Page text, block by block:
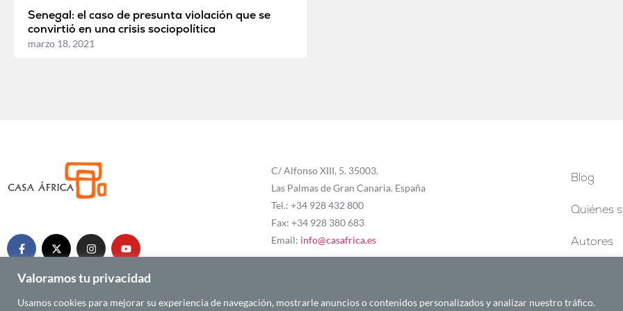
Valoramos tu privacidad
Usamos cookies para mejorar su experiencia de navegación, mostrarle anuncios o contenidos personalizados y analizar nuestro tráfico.
Senegal: el caso de presunta violación que se
convirtió en una crisis sociopolítica
marzo 18, 2021
C/ Alfonso XIII, 5. 35003.
Las Palmas de Gran Canaria. España
Tel.: +34 928 432 800
Fax: +34 928 380 683
Email: info@casafrica.es
Blog
Quiénes
Autores